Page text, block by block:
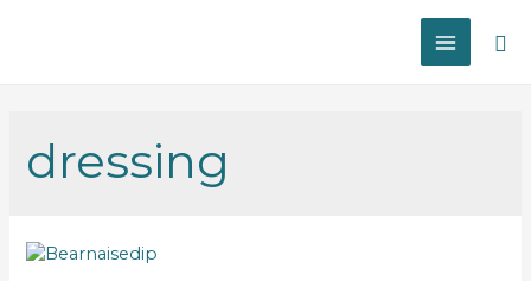
MAIN
dressing